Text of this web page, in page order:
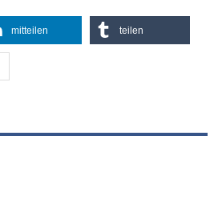
mitteilen teilen